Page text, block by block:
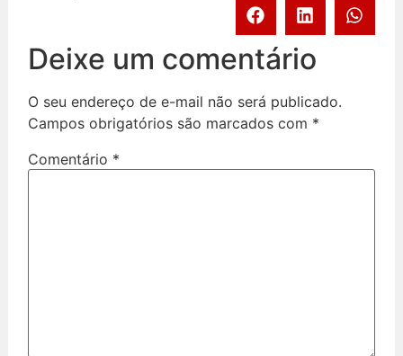
Deixe um comentário
O seu endereço de e-mail não será publicado.
Campos obrigatórios são marcados com *
Comentário *